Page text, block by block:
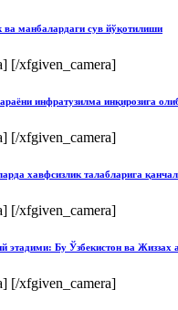
ва манбалардаги сув йўқотилиши
[/xfgiven_camera]
инфратузилма инқирозига
[/xfgiven_camera]
хавфсизлик талабларига
[/xfgiven_camera]
Бу Ўзбекистон ва Жиззах
[/xfgiven_camera]